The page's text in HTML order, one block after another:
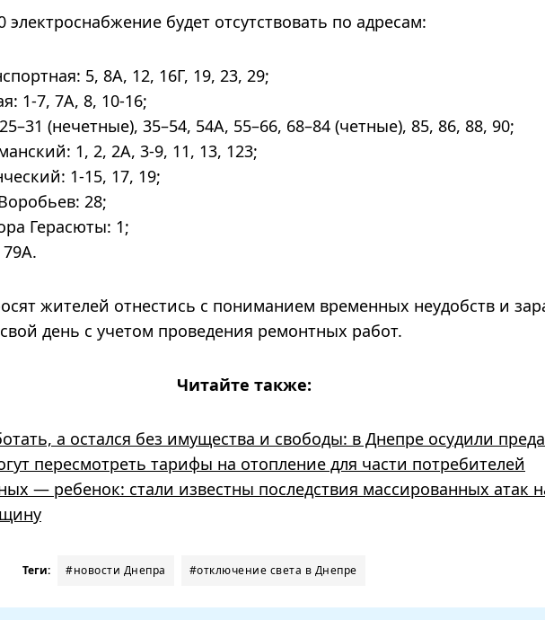
электроснабжение будет отсутствовать по адресам:
5, 8А, 12, 16Г, 19, 23, 29;
1-7, 7А, 8, 10-16;
(нечетные), 35–54, 54А, 55–66, 68–84 (четные), 85, 86, 88, 90;
1, 2, 2А, 3-9, 11, 13, 123;
1-15, 17, 19;
28;
Герасюты: 1;
жителей отнестись с пониманием временных неудобств и
день с учетом проведения ремонтных работ.
Читайте также:
а остался без имущества и свободы: в Днепре осудили
пересмотреть тарифы на отопление для части потребителей
— ребенок: стали известны последствия массированных атак
Теги: #новости Днепра #отключение света в Днепре